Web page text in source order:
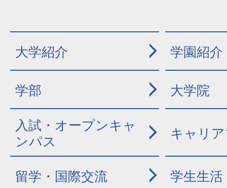
大学紹介 学園紹介
学部 大学院
入試・オープンキャ
ンパス
キャリ
留学・国際交流 学生生活